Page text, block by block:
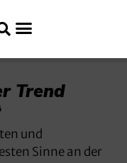
Trend
und
Sinne an der